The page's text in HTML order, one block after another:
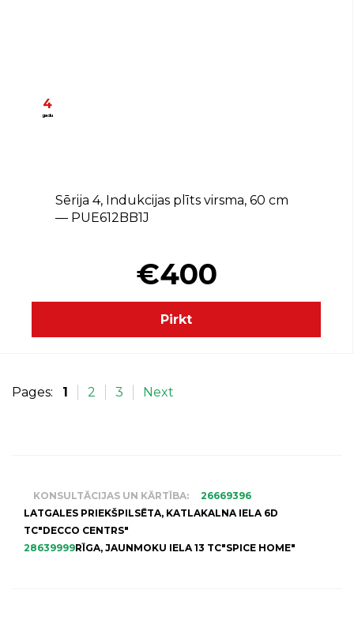
4
gadu
Sērija 4, Indukcijas plīts virsma, 60 cm
— PUE612BB1J
€400
Pirkt
Pages: 1 2 3 Next
KONSULTĀCIJAS UN KĀRTĪBA:
26669396
LATGALES PRIEKŠPILSĒTA, KATLAKALNA IELA 6D
TC"DECCO CENTRS"
28639999RĪGA, JAUNMOKU IELA 13 TC"SPICE HOME"